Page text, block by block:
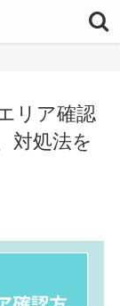
リア確認
対処法を